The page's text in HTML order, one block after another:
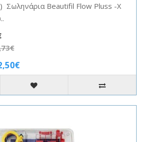
Beautifil Flow Pluss -X